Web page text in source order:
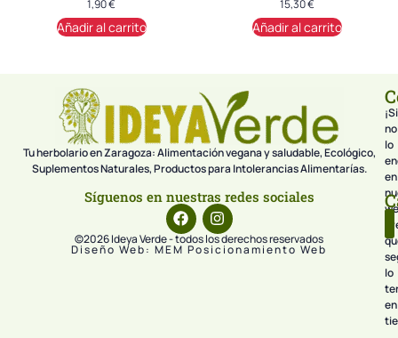
1,90€
Añadir al carrito
15,30€
Añadir al carrito
Tu herbolario en Zaragoza: Alimentación vegana y saludable, Ecológico,
Suplementos Naturales, Productos para Intolerancias Alimentarías.
Síguenos en nuestras redes sociales
©2026 Ideya Verde - todos los derechos reservados
Diseño Web: MEM Posicionamiento Web
¡Si
no
lo
en
lo
en